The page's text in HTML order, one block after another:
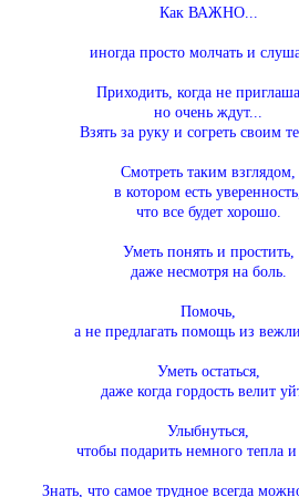
Как ВАЖНО...
иногда просто молчать и
Приходить, когда не
но очень ждут...
Взять за руку и согреть своим
Смотреть таким взглядом,
в котором есть уверенность,
что все будет хорошо.
Уметь понять и простить,
даже несмотря на боль.
Помочь,
а не предлагать помощь из
Уметь остаться,
даже когда гордость велит
Улыбнуться,
чтобы подарить немного тепла и
Знать, что самое трудное всегда